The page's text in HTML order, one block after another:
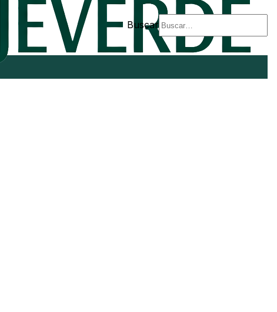
Buscar